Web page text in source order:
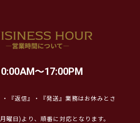
～17:00PM
『返信』・『発送』業務はお休みとさ
曜日)より、順番に対応となります。